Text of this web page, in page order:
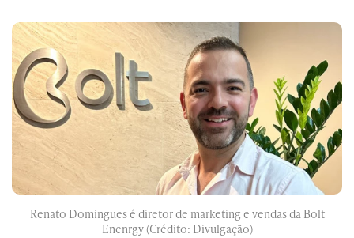
Renato Domingues é diretor de marketing e vendas da Bolt
Enenrgy (Crédito: Divulgação)